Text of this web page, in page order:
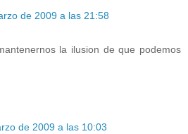
de 2009 a las 21:58
la ilusion de que podemos
de 2009 a las 10:03